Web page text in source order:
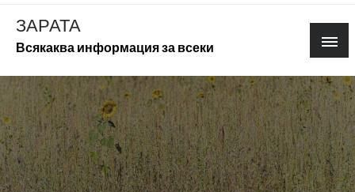
Skip
content
ЗАРАТА
Всякаква информация за всеки